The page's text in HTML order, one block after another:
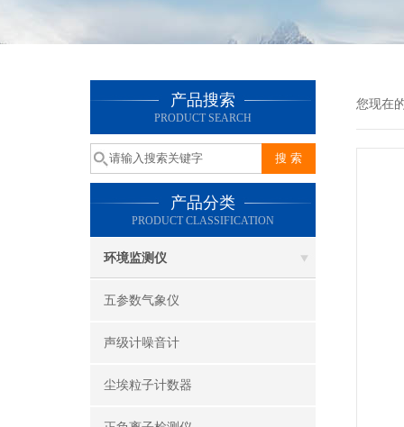
产品搜索
PRODUCT SEARCH
产品分类
PRODUCT CLASSIFICATION
环境监测仪
五参数气象仪
声级计噪音计
尘埃粒子计数器
您现在